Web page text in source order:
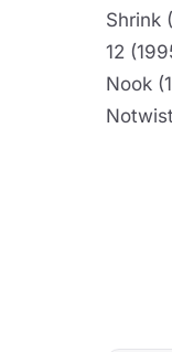
Shrink
12
Nook